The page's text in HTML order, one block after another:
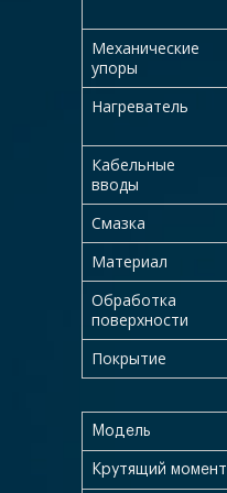
Механические
упоры
Нагреватель
Кабельные
вводы
Смазка
Материал
Обработка
поверхности
Покрытие
Модель
Крутящий момент